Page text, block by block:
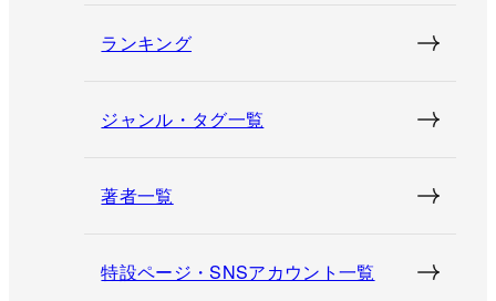
ランキング
ジャンル・タグ一覧
著者一覧
特設ページ・SNSアカウント一覧